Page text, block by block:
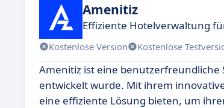
Amenitiz
Effiziente Hotelverwaltung
Kostenlose Version Kostenlose
Amenitiz ist eine benutzerfreundliche
entwickelt wurde. Mit ihrem
eine effiziente Lösung bieten, um